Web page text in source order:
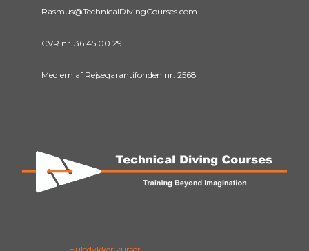
Rasmus@TechnicalDivingCourses.com
CVR nr. 36 45 00 29
Medlem af Rejsegarantifonden nr. 2568